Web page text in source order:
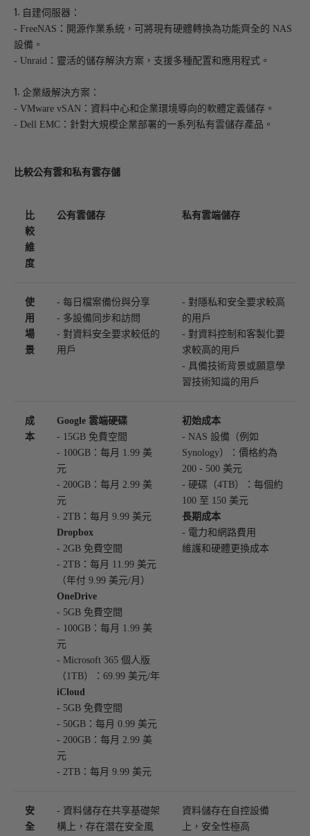
1. 自建伺服器：
- FreeNAS：開源作業系統，可將現有硬體轉換為功能齊全的 NAS
設備。
- Unraid：靈活的儲存解決方案，支援多種配置和應用程式。
1. 企業級解決方案：
- VMware vSAN：資料中心和企業環境導向的軟體定義儲存。
- Dell EMC：針對大規模企業部署的一系列私有雲儲存產品。
比較公有雲和私有雲存儲
比
較
維
度
公有雲儲存 私有雲端儲存
使
用
場
景
- 每日檔案備份與分享
- 多設備同步和訪問
- 對資料安全要求較低的
用戶
- 對隱私和安全要求較高
的用戶
- 對資料控制和客製化要
求較高的用戶
- 具備技術背景或願意學
習技術知識的用戶
成
本
Google 雲端硬碟
- 15GB 免費空間
- 100GB：每月 1.99 美
元
- 200GB：每月 2.99 美
元
- 2TB：每月 9.99 美元
Dropbox
- 2GB 免費空間
- 2TB：每月 11.99 美元
（年付 9.99 美元/月）
OneDrive
- 5GB 免費空間
- 100GB：每月 1.99 美
元
- Microsoft 365 個人版
（1TB）：69.99 美元/年
iCloud
- 5GB 免費空間
- 50GB：每月 0.99 美元
- 200GB：每月 2.99 美
元
- 2TB：每月 9.99 美元
初始成本
- NAS 設備（例如
Synology）：價格約為
200 - 500 美元
- 硬碟（4TB）：每個約
100 至 150 美元
長期成本
- 電力和網路費用
維護和硬體更換成本
安
全
- 資料儲存在共享基礎架
構上，存在潛在安全風
資料儲存在自控設備
上，安全性極高